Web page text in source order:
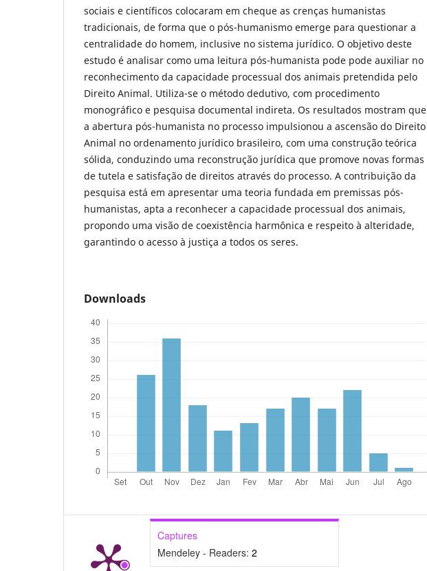
sociais e científicos colocaram em cheque as crenças humanistas
tradicionais, de forma que o pós-humanismo emerge para questionar a
centralidade do homem, inclusive no sistema jurídico. O objetivo deste
estudo é analisar como uma leitura pós-humanista pode pode auxiliar no
reconhecimento da capacidade processual dos animais pretendida pelo
Direito Animal. Utiliza-se o método dedutivo, com procedimento
monográfico e pesquisa documental indireta. Os resultados mostram que
a abertura pós-humanista no processo impulsionou a ascensão do Direito
Animal no ordenamento jurídico brasileiro, com uma construção teórica
sólida, conduzindo uma reconstrução jurídica que promove novas formas
de tutela e satisfação de direitos através do processo. A contribuição da
pesquisa está em apresentar uma teoria fundada em premissas pós-
humanistas, apta a reconhecer a capacidade processual dos animais,
propondo uma visão de coexistência harmônica e respeito à alteridade,
garantindo o acesso à justiça a todos os seres.
Downloads
Captures
Mendeley - Readers: 2